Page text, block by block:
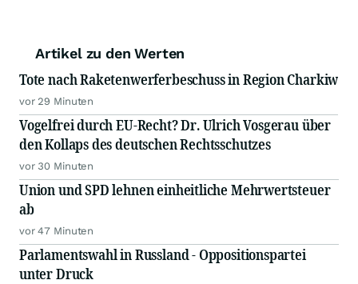
Artikel zu den Werten
Tote nach Raketenwerferbeschuss in Region Charkiw
vor 29 Minuten
Vogelfrei durch EU-Recht? Dr. Ulrich Vosgerau über
den Kollaps des deutschen Rechtsschutzes
vor 30 Minuten
Union und SPD lehnen einheitliche Mehrwertsteuer
ab
vor 47 Minuten
Parlamentswahl in Russland - Oppositionspartei
unter Druck